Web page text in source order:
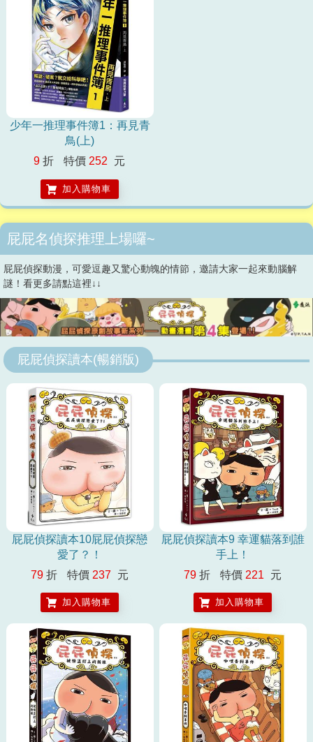
少年一推理事件簿1：再見青
鳥(上)
9 折 特價 252 元
加入購物車
屁屁名偵探推理上場囉~
屁屁偵探動漫，可愛逗趣又驚心動魄的情節，邀請大家一起來動腦解
謎！看更多請點這裡↓↓
屁屁偵探讀本(暢銷版)
屁屁偵探讀本10屁屁偵探戀
愛了？！
79 折 特價 237 元
加入購物車
屁屁偵探讀本9 幸運貓落到誰
手上！
79 折 特價 221 元
加入購物車